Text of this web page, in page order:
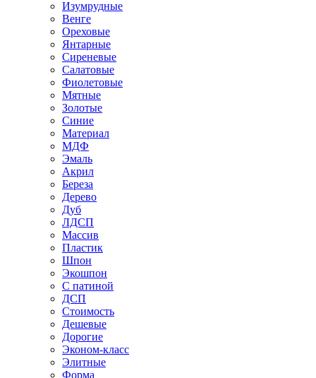
Изумрудные
Венге
Ореховые
Янтарные
Сиреневые
Салатовые
Фиолетовые
Мятные
Золотые
Синие
Материал
МДФ
Эмаль
Акрил
Береза
Дерево
Дуб
ЛДСП
Массив
Пластик
Шпон
Экошпон
С патиной
ДСП
Стоимость
Дешевые
Дорогие
Эконом-класс
Элитные
Форма